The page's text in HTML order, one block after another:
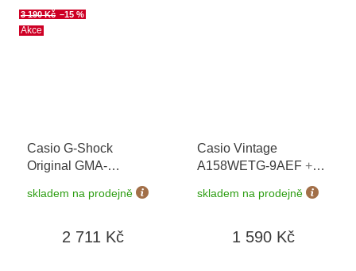
Akce
3 190 Kč –15 %
Casio G-Shock
Original GMA-
možnost výměny do 90
skladem na prodejně
2 711 Kč
Casio Vintage
A158WETG-9AEF +
možnost výměny do 90
dní + doprava zdarma
skladem na prodejně
1 590 Kč